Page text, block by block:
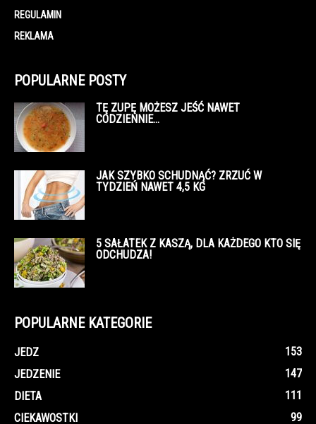
REGULAMIN
REKLAMA
POPULARNE POSTY
TĘ ZUPĘ MOŻESZ JEŚĆ NAWET
CODZIENNIE…
JAK SZYBKO SCHUDNĄĆ? ZRZUĆ W
TYDZIEŃ NAWET 4,5 KG
5 SAŁATEK Z KASZĄ, DLA KAŻDEGO KTO SIĘ
ODCHUDZA!
POPULARNE KATEGORIE
JEDZ
153
JEDZENIE
147
DIETA
111
CIEKAWOSTKI
99